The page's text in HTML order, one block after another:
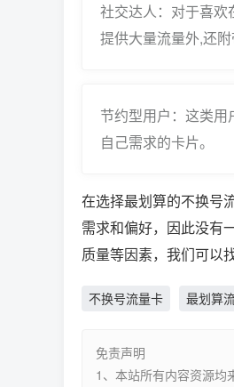
社交达人：对于喜欢
提供大量流量外,还
节约型用户：这类
自己需求的卡片。
在选择最划算的不换号
需求和偏好，因此没有
质量等因素，我们可以
不换号流量卡 最划算
免责声明
1、本站所有内容资源均